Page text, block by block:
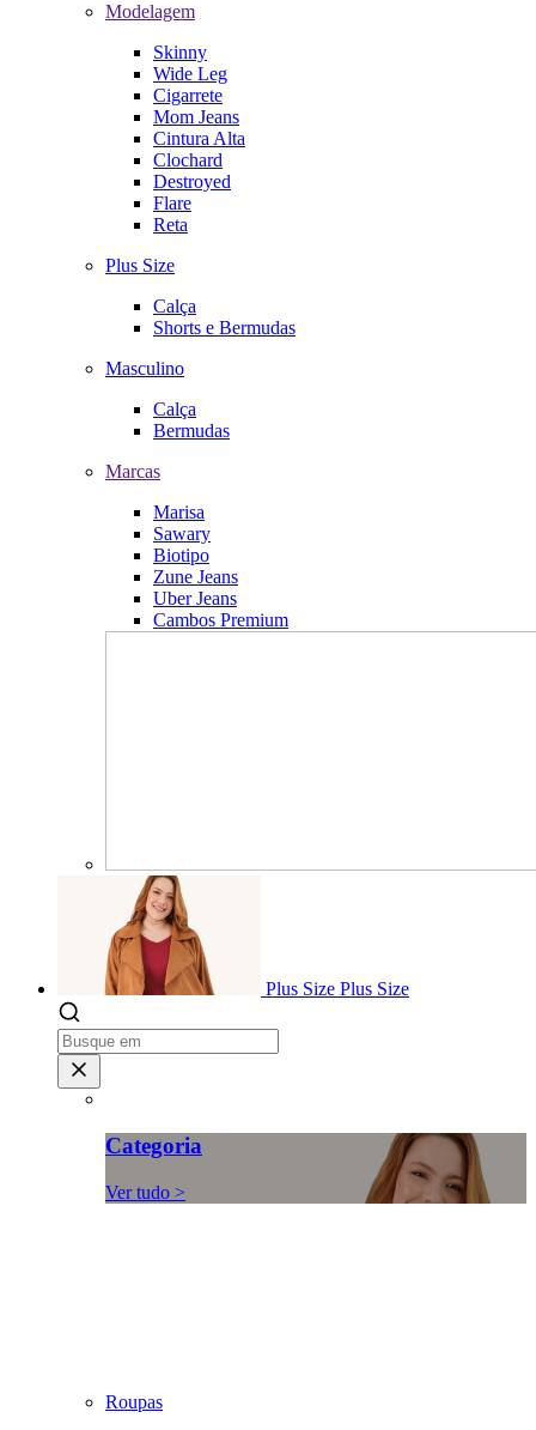
Modelagem
Skinny
Wide Leg
Cigarrete
Mom Jeans
Cintura Alta
Clochard
Destroyed
Flare
Reta
Plus Size
Calça
Shorts e Bermudas
Masculino
Calça
Bermudas
Marcas
Marisa
Sawary
Biotipo
Zune Jeans
Uber Jeans
Cambos Premium
Plus Size Plus Size
Categoria
Ver tudo >
Roupas